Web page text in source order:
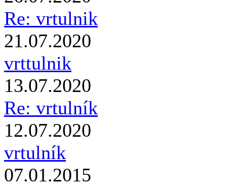
Re: vrtulnik
21.07.2020
vrttulnik
13.07.2020
Re: vrtulník
12.07.2020
vrtulník
07.01.2015